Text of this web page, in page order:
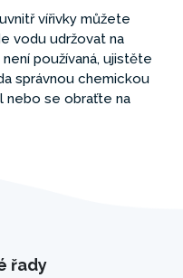
vířivky můžete
vodu udržovat na
používaná, ujistěte
správnou chemickou
nebo se obraťte na
řady